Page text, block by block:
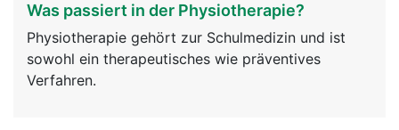
Was passiert in der Physiotherapie?
Physiotherapie gehört zur Schulmedizin und ist
sowohl ein therapeutisches wie präventives
Verfahren.